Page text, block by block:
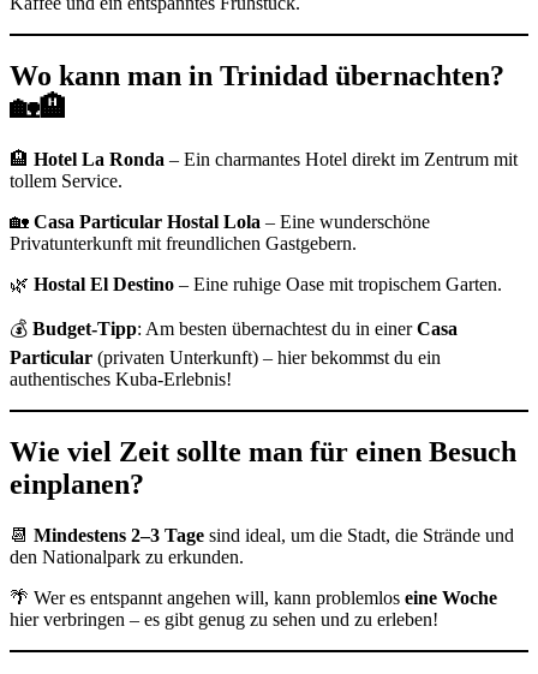
Wo kann man in Trinidad übernachten?
🏡🏨
🏨 Hotel La Ronda – Ein charmantes Hotel direkt im Zentrum mit
tollem Service.
🏡 Casa Particular Hostal Lola – Eine wunderschöne
Privatunterkunft mit freundlichen Gastgebern.
🌿 Hostal El Destino – Eine ruhige Oase mit tropischem Garten.
💰 Budget-Tipp: Am besten übernachtest du in einerCasa
Particular (privaten Unterkunft) – hier bekommst du ein
authentisches Kuba-Erlebnis!
Wie viel Zeit sollte man für einen Besuch
einplanen?
📆 Mindestens 2–3 Tage sind ideal, um die Stadt, die Strände und
den Nationalpark zu erkunden.
🌴 Wer es entspannt angehen will, kann problemlos eine Woche
hier verbringen – es gibt genug zu sehen und zu erleben!